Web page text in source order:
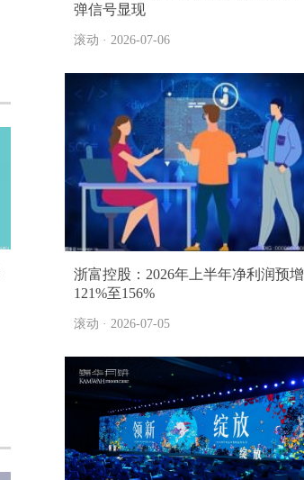
弹信号显现
滚动 · 2026-07-06
浙富控股：2026年上半年净利润预增
121%至156%
滚动 · 2026-07-05